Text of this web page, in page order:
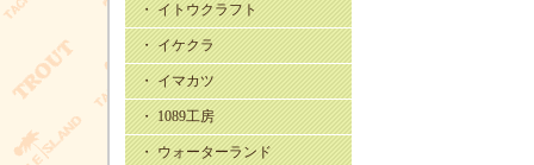
・ イトウクラフト
・ イケクラ
・ イマカツ
・ 1089工房
・ ウォーターランド